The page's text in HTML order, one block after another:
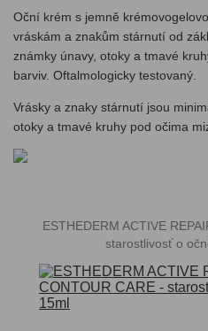
Oční krém s jemně
vráskám a znakům stárnutí od
známky únavy, otoky a tmavé
barviv. Oftalmologicky testovaný.
Vrásky a znaky stárnutí jsou
otoky a tmavé kruhy pod očima
ESTHEDERM ACTIVE
starostlivosť o